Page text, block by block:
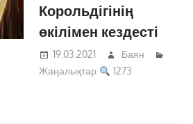
Корольдігінің
өкілімен кездесті
19.03.2021
Баян
Жаңалықтар
1273